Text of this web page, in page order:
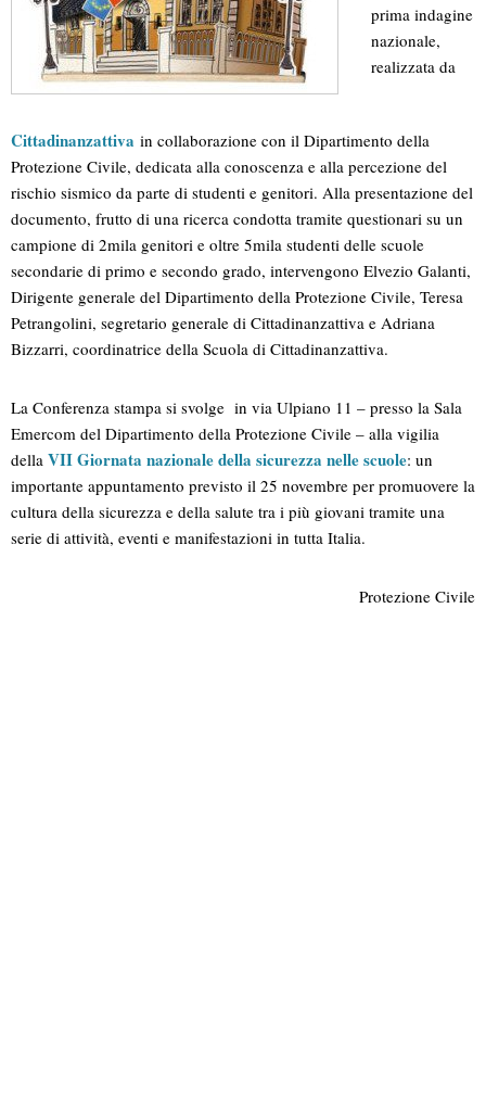
prima indagine
nazionale,
realizzata da
Cittadinanzattiva in collaborazione con il Dipartimento della
Protezione Civile, dedicata alla conoscenza e alla percezione del
rischio sismico da parte di studenti e genitori. Alla presentazione del
documento, frutto di una ricerca condotta tramite questionari su un
campione di 2mila genitori e oltre 5mila studenti delle scuole
secondarie di primo e secondo grado, intervengono Elvezio Galanti,
Dirigente generale del Dipartimento della Protezione Civile, Teresa
Petrangolini, segretario generale di Cittadinanzattiva e Adriana
Bizzarri, coordinatrice della Scuola di Cittadinanzattiva.
La Conferenza stampa si svolge in via Ulpiano 11 – presso la Sala
Emercom del Dipartimento della Protezione Civile – alla vigilia
della VII Giornata nazionale della sicurezza nelle scuole: un
importante appuntamento previsto il 25 novembre per promuovere la
cultura della sicurezza e della salute tra i più giovani tramite una
serie di attività, eventi e manifestazioni in tutta Italia.
Protezione Civile